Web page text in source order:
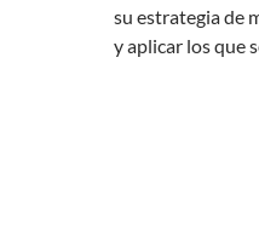
su estrategia de
y aplicar los que